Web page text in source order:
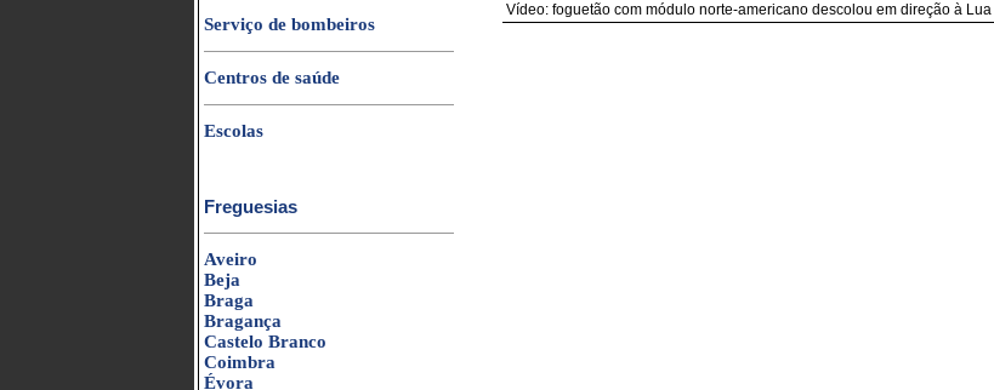
Serviço de bombeiros
Centros de saúde
Escolas
Freguesias
Aveiro
Beja
Braga
Bragança
Castelo Branco
Coimbra
Évora
Vídeo: foguetão com módulo norte-americano descolou em direção à Lua